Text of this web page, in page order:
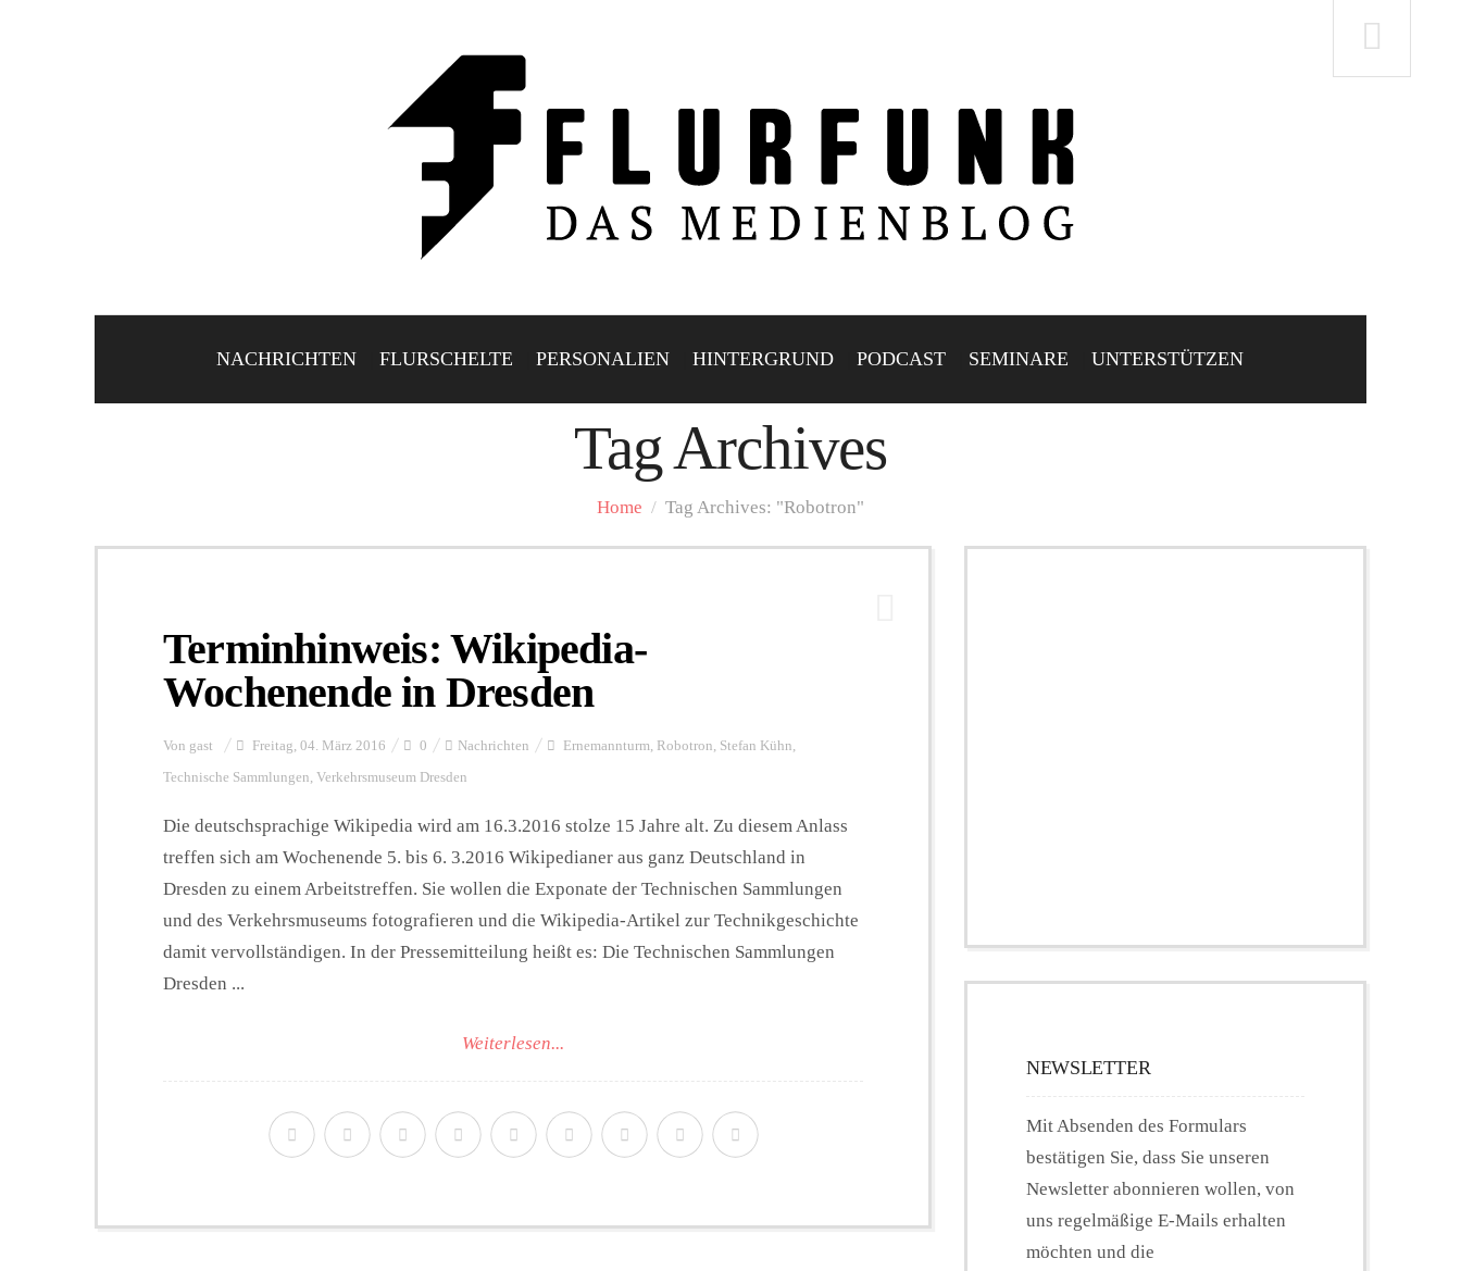
NACHRICHTEN FLURSCHELTE PERSONALIEN HINTERGRUND PODCAST SEMINARE UNTERSTÜTZEN
Tag Archives
Home / Tag Archives: "Robotron"
Terminhinweis: Wikipedia-
Wochenende in Dresden
Von gast Freitag, 04. März 2016 0 Nachrichten Ernemannturm, Robotron, Stefan Kühn,
Technische Sammlungen, Verkehrsmuseum Dresden
Die deutschsprachige Wikipedia wird am 16.3.2016 stolze 15 Jahre alt. Zu diesem Anlass
treffen sich am Wochenende 5. bis 6. 3.2016 Wikipedianer aus ganz Deutschland in
Dresden zu einem Arbeitstreffen. Sie wollen die Exponate der Technischen Sammlungen
und des Verkehrsmuseums fotografieren und die Wikipedia-Artikel zur Technikgeschichte
damit vervollständigen. In der Pressemitteilung heißt es: Die Technischen Sammlungen
Dresden ...
Weiterlesen...
NEWSLETTER
Mit Absenden des Formulars
bestätigen Sie, dass Sie unseren
Newsletter abonnieren wollen, von
uns regelmäßige E-Mails erhalten
möchten und die